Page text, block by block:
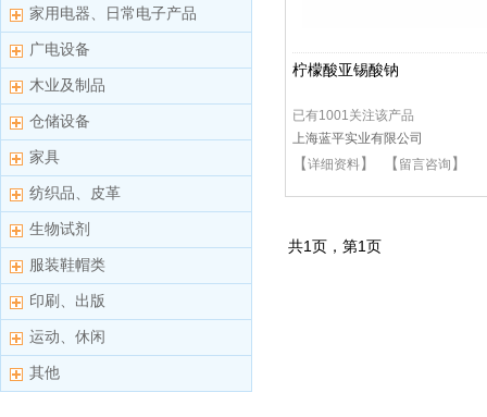
家用电器、日常电子产品
广电设备
木业及制品
仓储设备
家具
纺织品、皮革
生物试剂
服装鞋帽类
印刷、出版
运动、休闲
其他
柠檬酸亚锡酸钠
已有1001关注该产品
上海蓝平实业有限公司
【详细资料】 【 留言咨询 】
共1页，第1页